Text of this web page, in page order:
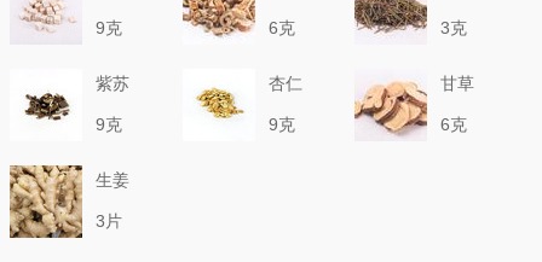
9克 6克 3克
紫苏
9克
杏仁
9克
甘草
6克
生姜
3片